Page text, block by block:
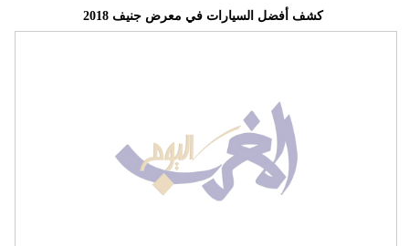
كشف أفضل السيارات في معرض جنيف 2018